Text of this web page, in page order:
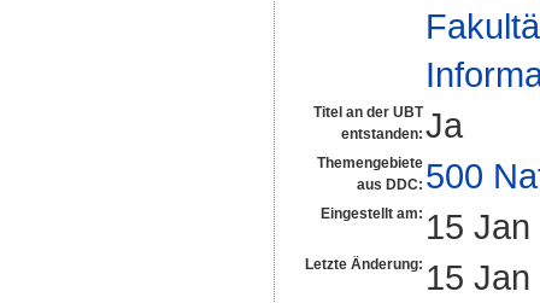
Titel an der UBT
entstanden: Ja
Themengebiete
aus DDC: 500
Eingestellt am: 15
Letzte Änderung: 15